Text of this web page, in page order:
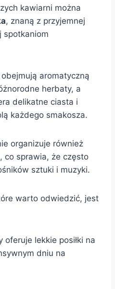
kawiarni można
, znaną z przyjemnej
spotkaniom
aromatyczną
herbaty, a
delikatne ciasta i
każdego smakosza.
organizuje również
co sprawia, że często
sztuki i muzyki.
warto odwiedzić, jest
lekkie posiłki na
dniu na